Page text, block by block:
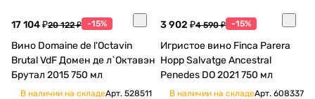
17 104 ₽20 122 ₽ -15%
Вино Domaine de l'Octavin
Brutal VdF Домен де л`Октавэн
Брутал 2015 750 мл
В наличии на складеАрт. 528511
3 902 ₽4 590 ₽ -15%
Игристое вино Finca Parera
Hopp Salvatge Ancestral
Penedes DO 2021 750 мл
В наличии на складеАрт. 608337